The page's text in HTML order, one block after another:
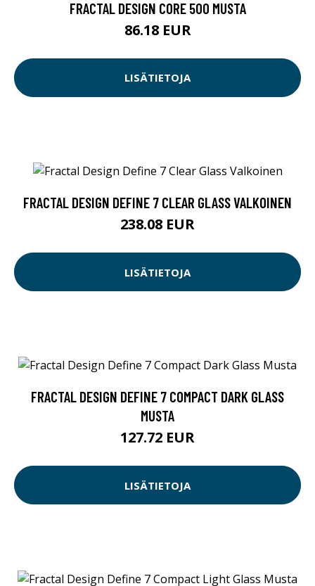
FRACTAL DESIGN CORE 500 MUSTA
86.18 EUR
LISÄTIETOJA
FRACTAL DESIGN DEFINE 7 CLEAR GLASS VALKOINEN
238.08 EUR
LISÄTIETOJA
FRACTAL DESIGN DEFINE 7 COMPACT DARK GLASS
MUSTA
127.72 EUR
LISÄTIETOJA